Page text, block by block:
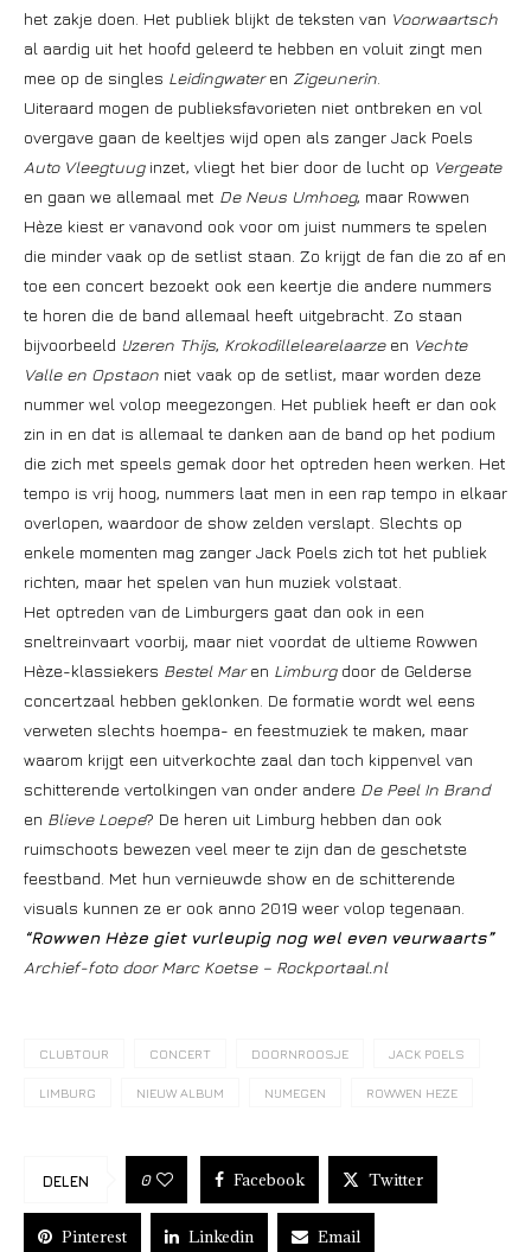
het zakje doen. Het publiek blijkt de teksten van Voorwaartsch
al aardig uit het hoofd geleerd te hebben en voluit zingt men
mee op de singles Leidingwateren Zigeunerin
Uiteraard mogen de publieksfavorieten niet ontbreken en vol
overgave gaan de keeltjes wijd open als zanger Jack Poels
Auto Vleegtuuginzet, vliegt het bier door de lucht op Vergeate
en gaan we allemaal met De Neus Umhoeg, maar Rowwen
Hèze kiest er vanavond ook voor om juist nummers te spelen
die minder vaak op de setlist staan. Zo krijgt de fan die zo af en
toe een concert bezoekt ook een keertje die andere nummers
te horen die de band allemaal heeft uitgebracht. Zo staan
bijvoorbeeld IJzeren Thijs, Krokodillelearelaarzeen Vechte
Valle en Opstaon niet vaak op de setlist, maar worden deze
nummer wel volop meegezongen. Het publiek heeft er dan ook
zin in en dat is allemaal te danken aan de band op het podium
die zich met speels gemak door het optreden heen werken. Het
tempo is vrij hoog, nummers laat men in een rap tempo in elkaar
overlopen, waardoor de show zelden verslapt. Slechts op
enkele momenten mag zanger Jack Poels zich tot het publiek
richten, maar het spelen van hun muziek volstaat.
Het optreden van de Limburgers gaat dan ook in een
sneltreinvaart voorbij, maar niet voordat de ultieme Rowwen
Hèze-klassiekers Bestel Maren Limburg door de Gelderse
concertzaal hebben geklonken. De formatie wordt wel eens
verweten slechts hoempa- en feestmuziek te maken, maar
waarom krijgt een uitverkochte zaal dan toch kippenvel van
schitterende vertolkingen van onder andere De Peel In Brand
en Blieve Loepe? De heren uit Limburg hebben dan ook
ruimschoots bewezen veel meer te zijn dan de geschetste
feestband. Met hun vernieuwde show en de schitterende
visuals kunnen ze er ook anno 2019 weer volop tegenaan.
“Rowwen Hèze giet vurleupig nog wel even veurwaarts”
Archief-foto door Marc Koetse – Rockportaal.nl
CLUBTOUR CONCERT DOORNROOSJE JACK POELS
LIMBURG NIEUW ALBUM NIJMEGEN ROWWEN HEZE
DELEN 0 Facebook Twitter
Pinterest Linkedin Email